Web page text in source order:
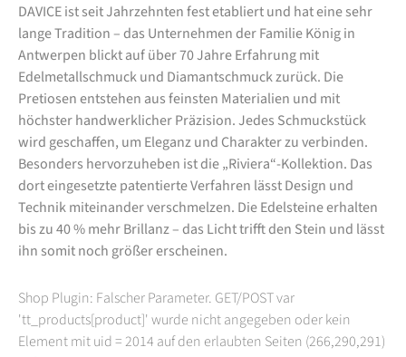
DAVICE ist seit Jahrzehnten fest etabliert und hat eine sehr
lange Tradition – das Unternehmen der Familie König in
Antwerpen blickt auf über 70 Jahre Erfahrung mit
Edelmetallschmuck und Diamantschmuck zurück. Die
Pretiosen entstehen aus feinsten Materialien und mit
höchster handwerklicher Präzision. Jedes Schmuckstück
wird geschaffen, um Eleganz und Charakter zu verbinden.
Besonders hervorzuheben ist die „Riviera“-Kollektion. Das
dort eingesetzte patentierte Verfahren lässt Design und
Technik miteinander verschmelzen. Die Edelsteine erhalten
bis zu 40 % mehr Brillanz – das Licht trifft den Stein und lässt
ihn somit noch größer erscheinen.
Shop Plugin: Falscher Parameter. GET/POST var
'tt_products[product]' wurde nicht angegeben oder kein
Element mit uid = 2014 auf den erlaubten Seiten (266,290,291)